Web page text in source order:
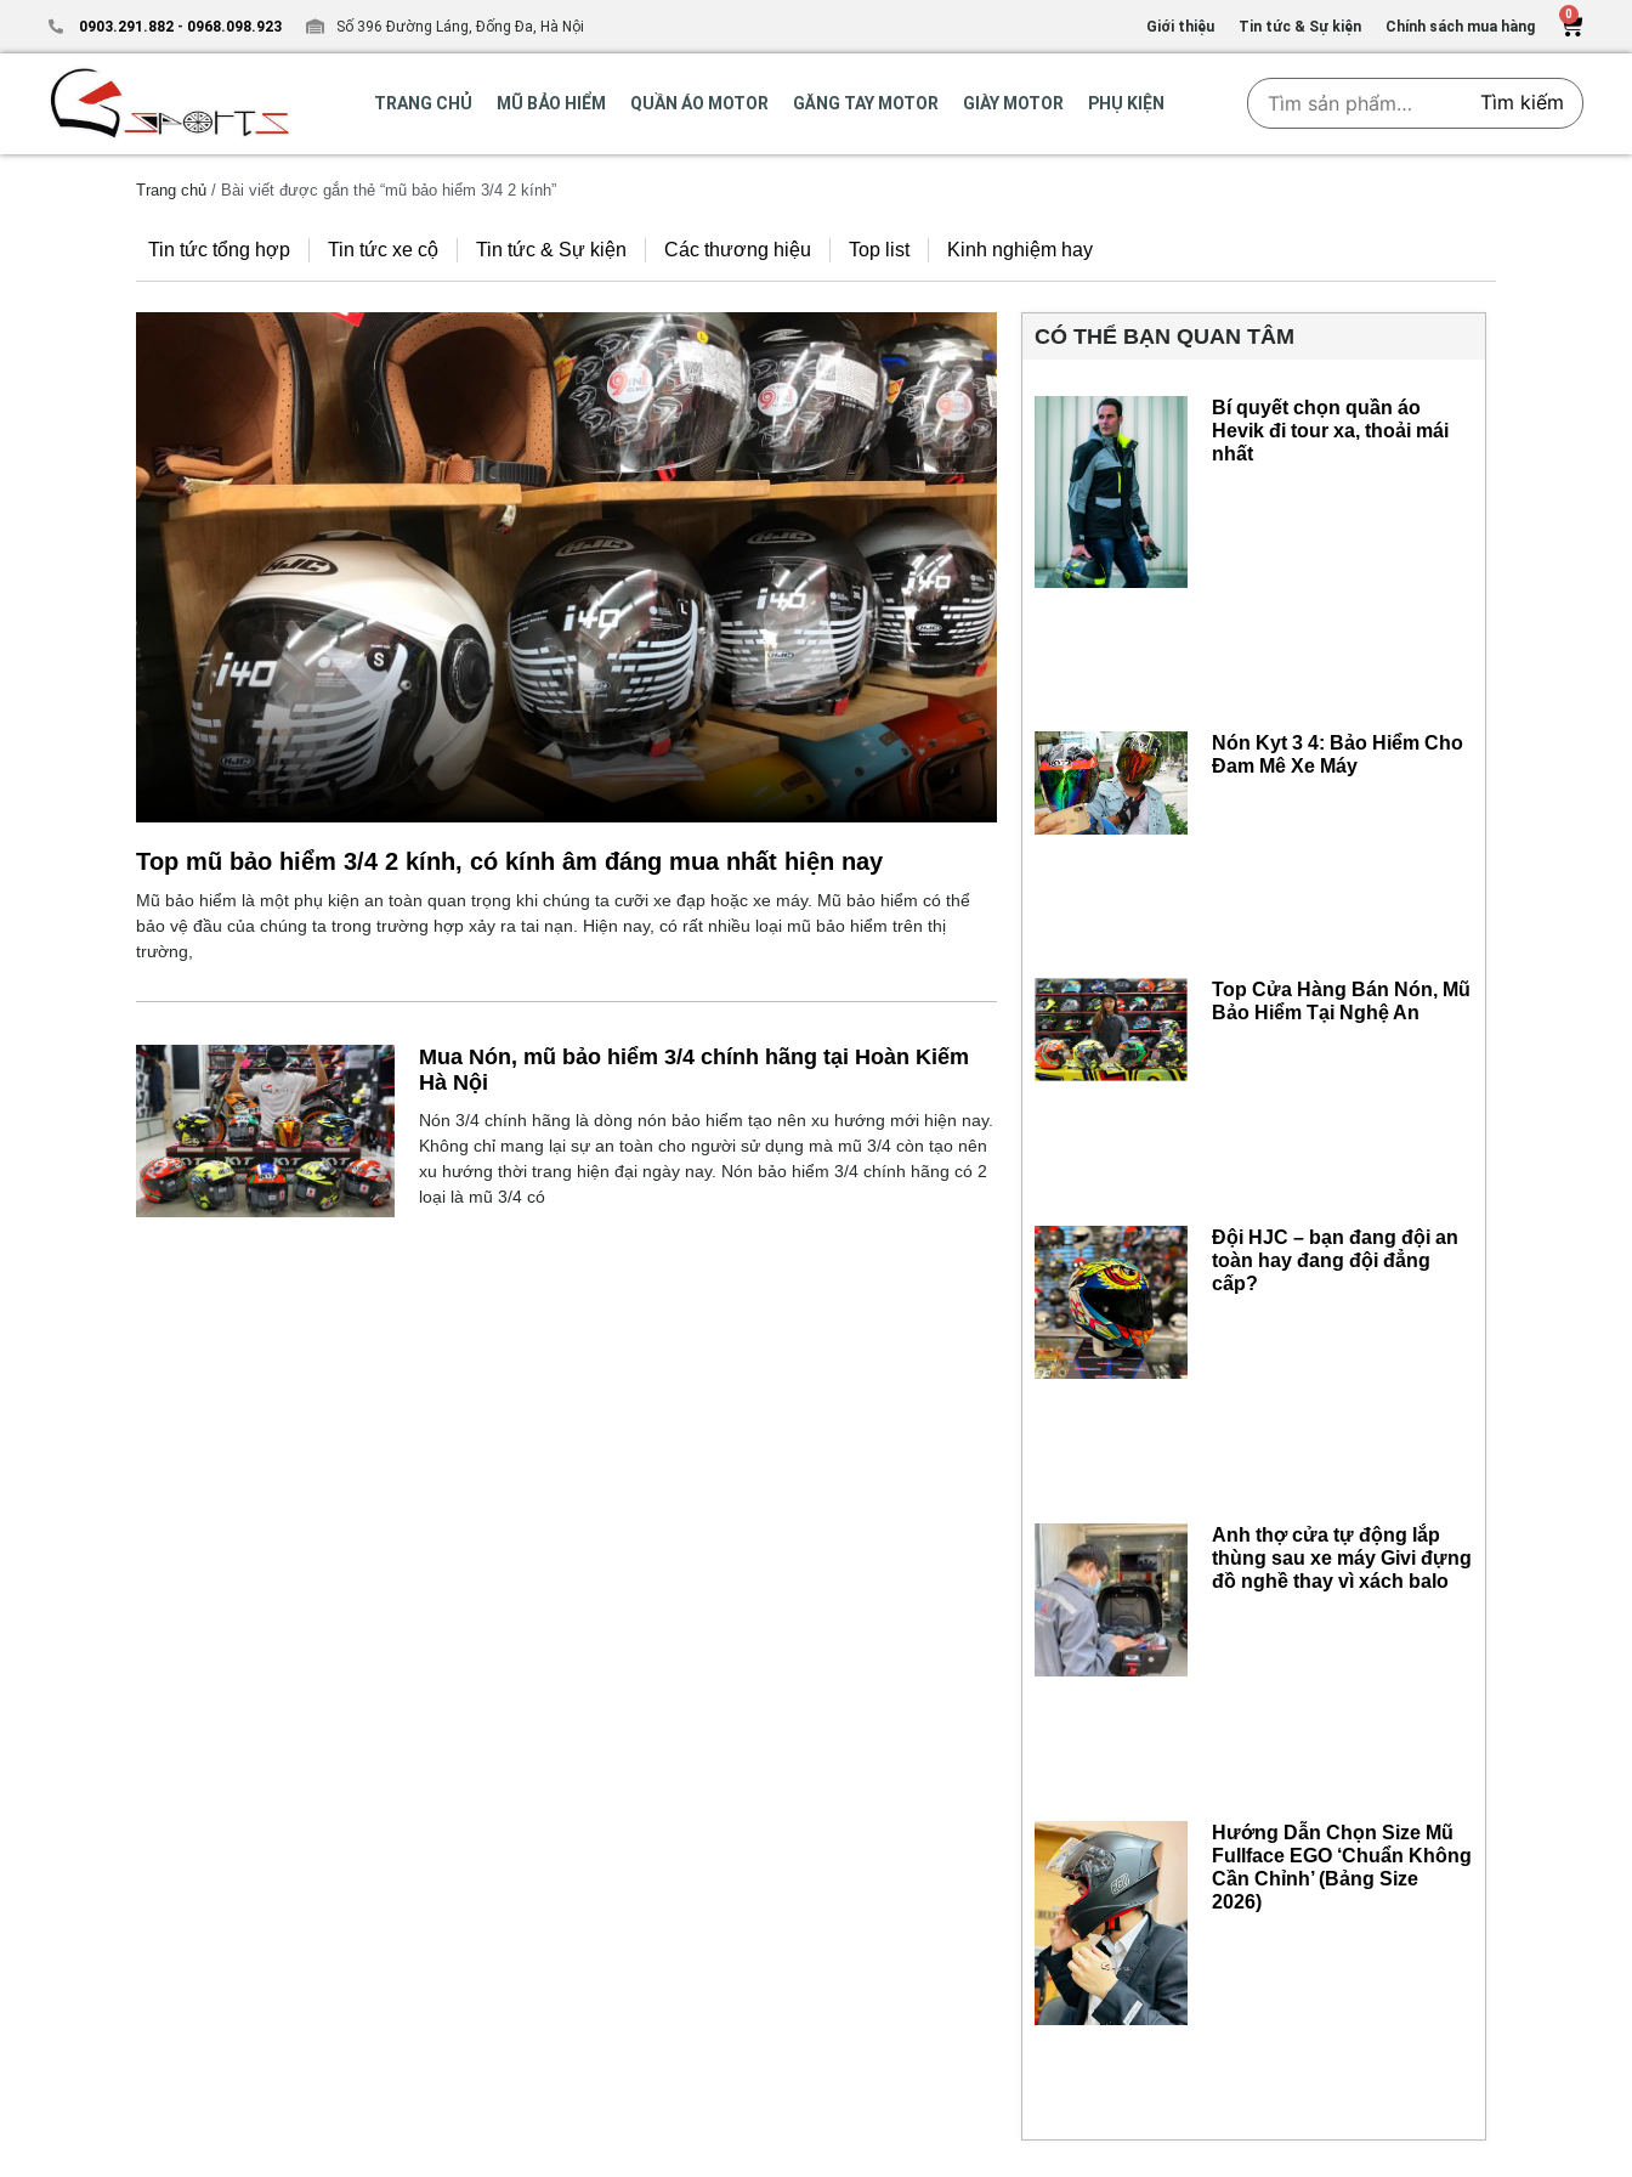
0903.291.882 - 0968.098.923 Số 396 Đường Láng, Đống Đa, Hà Nội Giới thiệu Tin tức & Sự kiện Chính sách mua hàng
0
TRANG CHỦ MŨ BẢO HIỂM QUẦN ÁO MOTOR GĂNG TAY MOTOR GIÀY MOTOR PHỤ KIỆN Tìm kiếm
Trang chủ / Bài viết được gắn thẻ “mũ bảo hiểm 3/4 2 kính”
Tin tức tổng hợp Tin tức xe cộ Tin tức & Sự kiện Các thương hiệu Top list Kinh nghiệm hay
Top mũ bảo hiểm 3/4 2 kính, có kính âm đáng mua nhất hiện nay
Mũ bảo hiểm là một phụ kiện an toàn quan trọng khi chúng ta cưỡi xe đạp hoặc xe máy. Mũ bảo hiểm có thể
bảo vệ đầu của chúng ta trong trường hợp xảy ra tai nạn. Hiện nay, có rất nhiều loại mũ bảo hiểm trên thị
trường,
Mua Nón, mũ bảo hiểm 3/4 chính hãng tại Hoàn Kiếm
Hà Nội
Nón 3/4 chính hãng là dòng nón bảo hiểm tạo nên xu hướng mới hiện nay.
Không chỉ mang lại sự an toàn cho người sử dụng mà mũ 3/4 còn tạo nên
xu hướng thời trang hiện đại ngày nay. Nón bảo hiểm 3/4 chính hãng có 2
loại là mũ 3/4 có
CÓ THỂ BẠN QUAN TÂM
Bí quyết chọn quần áo
Hevik đi tour xa, thoải mái
nhất
Nón Kyt 3 4: Bảo Hiểm Cho
Đam Mê Xe Máy
Top Cửa Hàng Bán Nón, Mũ
Bảo Hiểm Tại Nghệ An
Đội HJC – bạn đang đội an
toàn hay đang đội đẳng
cấp?
Anh thợ cửa tự động lắp
thùng sau xe máy Givi đựng
đồ nghề thay vì xách balo
Hướng Dẫn Chọn Size Mũ
Fullface EGO ‘Chuẩn Không
Cần Chỉnh’ (Bảng Size
2026)